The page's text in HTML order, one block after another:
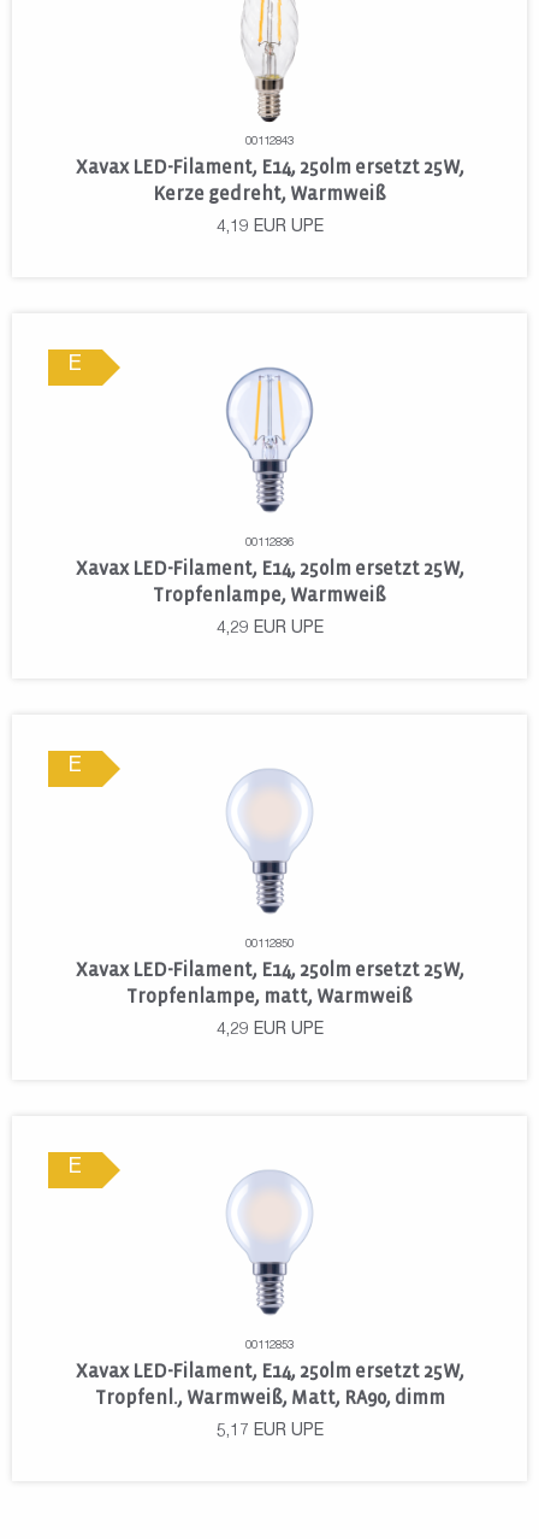
00112843
Xavax LED-Filament, E14, 250lm ersetzt 25W,
Kerze gedreht, Warmweiß
4,19 EUR UPE
E
00112836
Xavax LED-Filament, E14, 250lm ersetzt 25W,
Tropfenlampe, Warmweiß
4,29 EUR UPE
E
00112850
Xavax LED-Filament, E14, 250lm ersetzt 25W,
Tropfenlampe, matt, Warmweiß
4,29 EUR UPE
E
00112853
Xavax LED-Filament, E14, 250lm ersetzt 25W,
Tropfenl., Warmweiß, Matt, RA90, dimm
5,17 EUR UPE